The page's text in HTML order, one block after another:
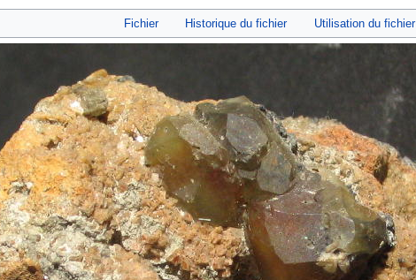
Fichier Historique du fichier Utilisation du fichier